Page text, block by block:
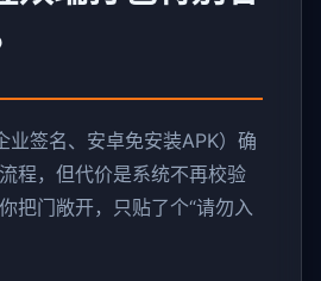
业签名、安卓免安装APK）确
程，但代价是系统不再校验
把门敞开，只贴了个“请勿入